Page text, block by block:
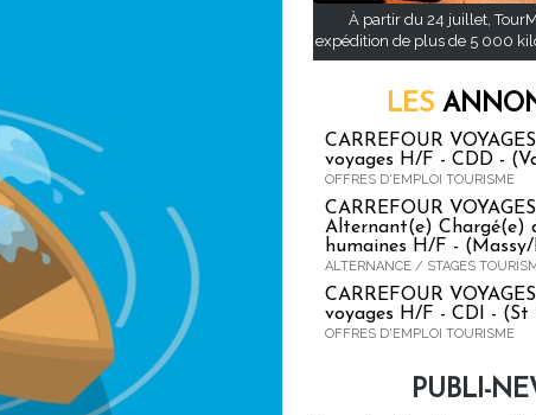
À partir du 24 juillet,
expédition de plus de 5 000
LES
CARREFOUR
voyages H/F - CDD -
OFFRES D'EMPLOI TOURISME
CARREFOUR
Alternant(e) Chargé(e)
humaines H/F -
ALTERNANCE / STAGES
CARREFOUR
voyages H/F - CDI - (St
OFFRES D'EMPLOI TOURISME
PUBLI-